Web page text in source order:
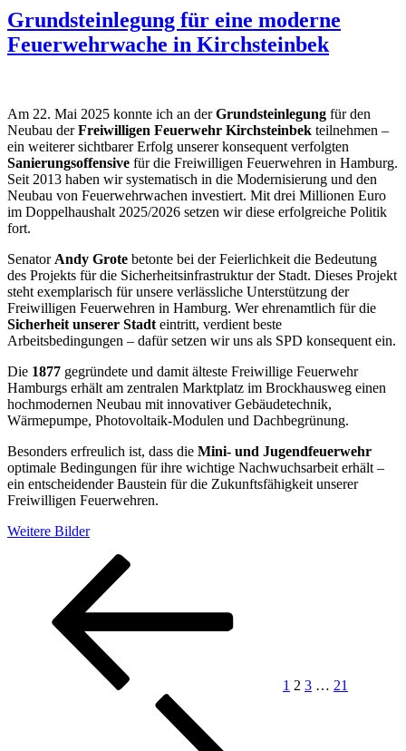
Grundsteinlegung für eine moderne
Feuerwehrwache in Kirchsteinbek
Am 22. Mai 2025 konnte ich an derGrundsteinlegung für den
Neubau derFreiwilligen Feuerwehr Kirchsteinbek teilnehmen –
ein weiterer sichtbarer Erfolg unserer konsequent verfolgten
Sanierungsoffensive für die Freiwilligen Feuerwehren in Hamburg.
Seit 2013 haben wir systematisch in die Modernisierung und den
Neubau von Feuerwehrwachen investiert. Mit drei Millionen Euro
im Doppelhaushalt 2025/2026 setzen wir diese erfolgreiche Politik
fort.
Senator Andy Grote betonte bei der Feierlichkeit die Bedeutung
des Projekts für die Sicherheitsinfrastruktur der Stadt. Dieses Projekt
steht exemplarisch für unsere verlässliche Unterstützung der
Freiwilligen Feuerwehren in Hamburg. Wer ehrenamtlich für die
Sicherheit unserer Stadt eintritt, verdient beste
Arbeitsbedingungen – dafür setzen wir uns als SPD konsequent ein.
Die 1877 gegründete und damit älteste Freiwillige Feuerwehr
Hamburgs erhält am zentralen Marktplatz im Brockhausweg einen
hochmodernen Neubau mit innovativer Gebäudetechnik,
Wärmepumpe, Photovoltaik-Modulen und Dachbegrünung.
Besonders erfreulich ist, dass die Mini- und Jugendfeuerwehr
optimale Bedingungen für ihre wichtige Nachwuchsarbeit erhält –
ein entscheidender Baustein für die Zukunftsfähigkeit unserer
Freiwilligen Feuerwehren.
Weitere Bilder
Seitennummerierung
Beiträge
1 2 3 … 21